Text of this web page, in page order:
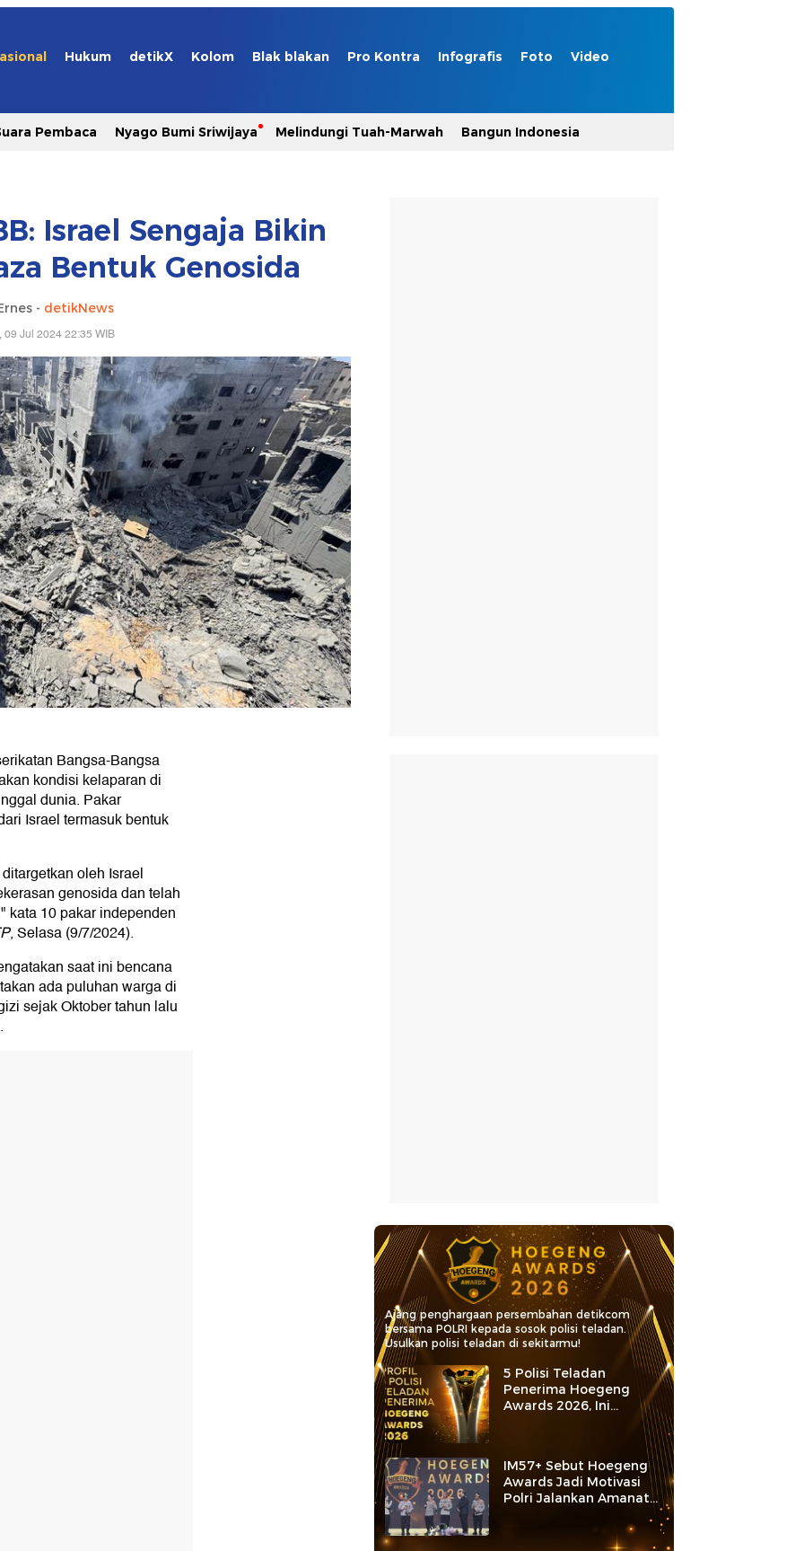
Hukum detikX Kolom Blak blakan Pro Kontra Infografis Foto Video
Pembaca Nyago Bumi Sriwijaya Melindungi Tuah-Marwah Bangun Indonesia
Israel Sengaja Bikin
Bentuk Genosida
- detikNews
09 Jul 2024 22:35 WIB
Bangsa-Bangsa
kondisi kelaparan di
dunia. Pakar
Israel termasuk bentuk
oleh Israel
genosida dan telah
kata 10 pakar independen
, Selasa (9/7/2024).
saat ini bencana
ada puluhan warga di
sejak Oktober tahun lalu
Ajang penghargaan persembahan detikcom
bersama POLRI kepada sosok polisi teladan.
Usulkan polisi teladan di sekitarmu!
5 Polisi Teladan
Penerima Hoegeng
Awards 2026, Ini
Kategori dan Kiprahnya
IM57+ Sebut Hoegeng
Awards Jadi Motivasi
Polri Jalankan Amanat